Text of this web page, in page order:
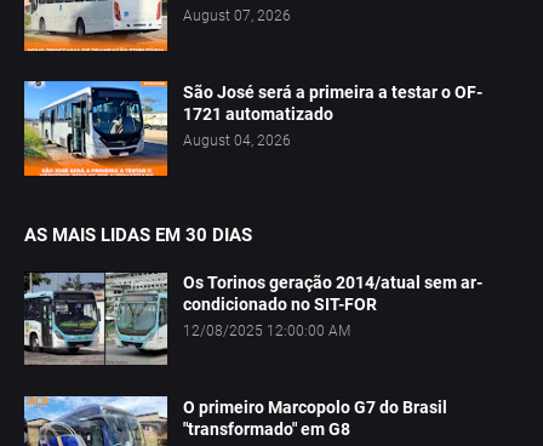
August 07, 2026
São José será a primeira a testar o OF-
1721 automatizado
August 04, 2026
AS MAIS LIDAS EM 30 DIAS
Os Torinos geração 2014/atual sem ar-
condicionado no SIT-FOR
12/08/2025 12:00:00 AM
O primeiro Marcopolo G7 do Brasil
"transformado" em G8